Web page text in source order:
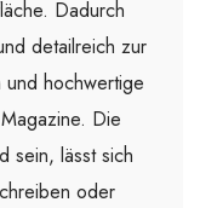
Dadurch
detailreich zur
hochwertige
Die
sein, lässt sich
oder